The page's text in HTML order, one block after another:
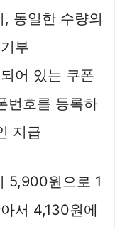
동일한 수량의
부
어 있는 쿠폰
번호를 등록하
지급
5,900원으로 1
서 4,130원에